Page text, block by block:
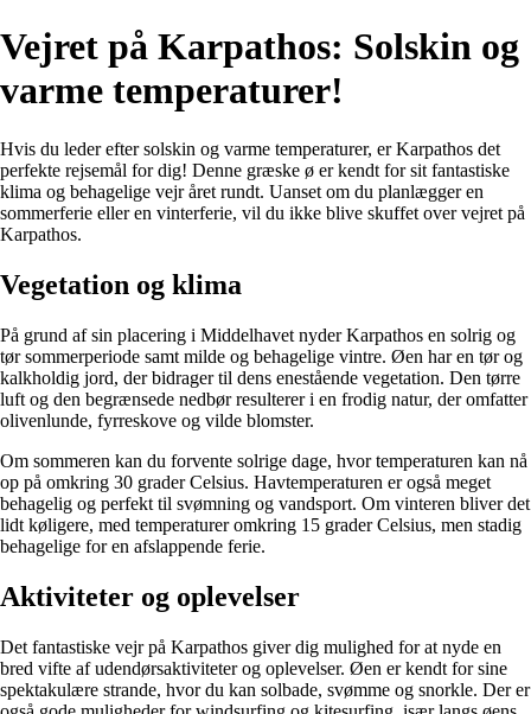
Vejret på Karpathos: Solskin og
varme temperaturer!
Hvis du leder efter solskin og varme temperaturer, er Karpathos det
perfekte rejsemål for dig! Denne græske ø er kendt for sit fantastiske
klima og behagelige vejr året rundt. Uanset om du planlægger en
sommerferie eller en vinterferie, vil du ikke blive skuffet over vejret på
Karpathos.
Vegetation og klima
På grund af sin placering i Middelhavet nyder Karpathos en solrig og
tør sommerperiode samt milde og behagelige vintre. Øen har en tør og
kalkholdig jord, der bidrager til dens enestående vegetation. Den tørre
luft og den begrænsede nedbør resulterer i en frodig natur, der omfatter
olivenlunde, fyrreskove og vilde blomster.
Om sommeren kan du forvente solrige dage, hvor temperaturen kan nå
op på omkring 30 grader Celsius. Havtemperaturen er også meget
behagelig og perfekt til svømning og vandsport. Om vinteren bliver det
lidt køligere, med temperaturer omkring 15 grader Celsius, men stadig
behagelige for en afslappende ferie.
Aktiviteter og oplevelser
Det fantastiske vejr på Karpathos giver dig mulighed for at nyde en
bred vifte af udendørsaktiviteter og oplevelser. Øen er kendt for sine
spektakulære strande, hvor du kan solbade, svømme og snorkle. Der er